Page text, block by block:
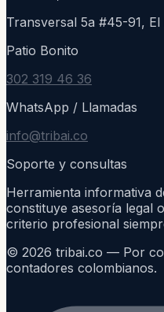
Transversal 5a #45-91, El
Patio Bonito
302 319 46 36
WhatsApp / Llamadas
info@tribai.co
Soporte y consultas
Herramienta informativa
constituye asesoría legal
criterio profesional
© 2026 tribai.co — Por
contadores colombianos.